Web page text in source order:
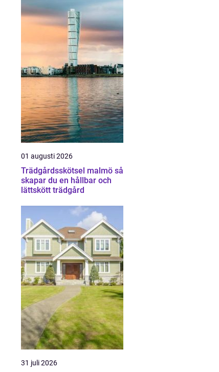
01 augusti 2026
Trädgårdsskötsel malmö så
skapar du en hållbar och
lättskött trädgård
31 juli 2026